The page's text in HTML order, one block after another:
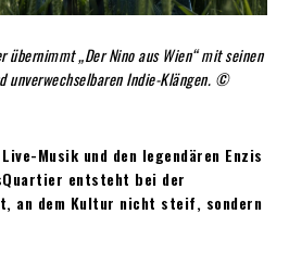
„Der Nino aus Wien“ mit seinen
unverwechselbaren Indie-Klängen. ©
Musik und den legendären Enzis
entsteht bei der
an dem Kultur nicht steif, sondern